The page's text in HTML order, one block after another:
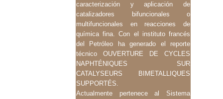
caracterización y aplicación de
catalizadores bifuncionales o
multifuncionales en reacciones de
química fina. Con el instituto francés
del Petróleo ha generado el reporte
técnico OUVERTURE DE CYCLES
NAPHTÉNIQUES SUR
CATALYSEURS BIMETALLIQUES
SUPPORTÉS.
Actualmente pertenece al Sistema